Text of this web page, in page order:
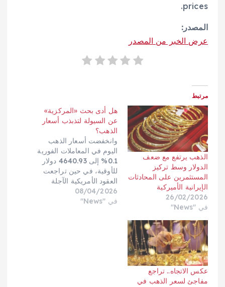
prices.
المصدر:
عرض الخبر من المصدر
مرتبط
الذهب يرتفع مع ضعف
الدولار وسط تركيز
المستثمرين على المحادثات
الإيرانية الأميركية
26/02/2026
في "News"
هل أدى بحث «المركزية»
عن السيولة لتذبذب أسعار
الذهب؟
وانخفضت أسعار الذهب
اليوم في المعاملات الفورية
0.1% إلى 4640.93 دولار
للأوقية، في حين تراجعت
العقود الأمريكية الآجلة
08/04/2026
في "News"
عكس الاتجاه.. تراجع
مفاجئ لسعر الذهب في